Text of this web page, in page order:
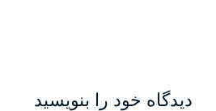
دیدگاه‌ خود را بنویسید